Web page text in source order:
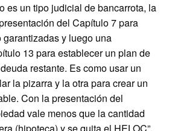
es un tipo judicial de bancarrota, la
del Capítulo 7 para
y luego una
13 para establecer un plan de
restante. Es como usar un
la pizarra y la otra para crear un
Con la presentación del
vale menos que la cantidad